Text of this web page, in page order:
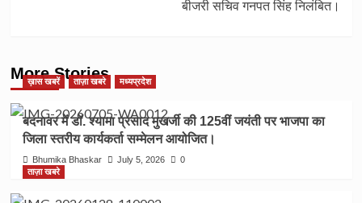
बीजरी सचिव गनपत सिंह निलंबित।
More Stories
ख़ास खबरें ताज़ा खबरे मध्यप्रदेश
बदनावर में डॉ. श्यामा प्रसाद मुखर्जी की 125वीं जयंती पर भाजपा का
जिला स्तरीय कार्यकर्ता सम्मेलन आयोजित।
Bhumika Bhaskar July 5, 2026
0
ताज़ा खबरे